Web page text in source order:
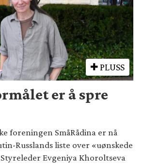
PLUSS
er å spre
foreningen SmåRådina er nå
Russlands liste over «uønskede
Evgeniya Khoroltseva